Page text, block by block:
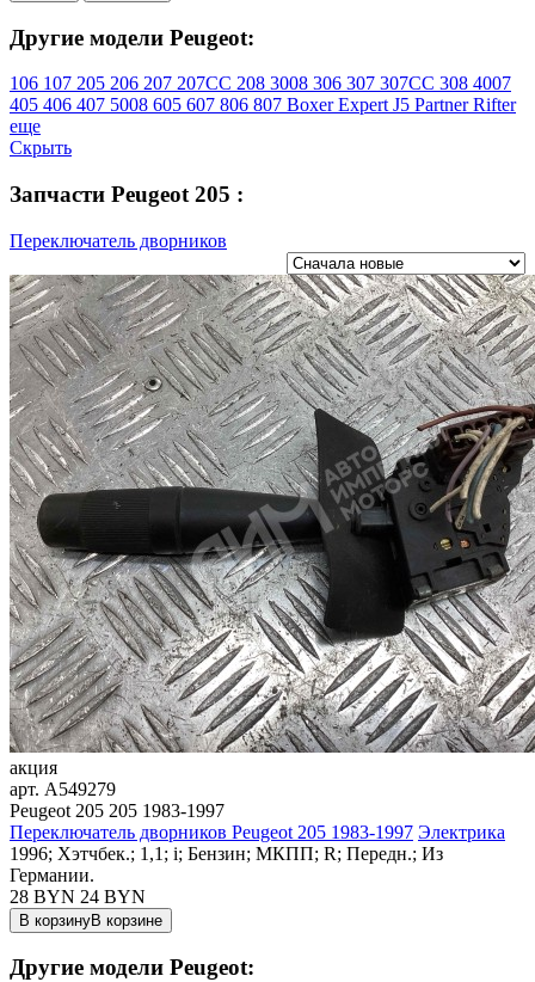
Другие модели Peugeot:
106 107 205 206 207 207CC 208 3008 306 307 307CC 308 4007
405 406 407 5008 605 607 806 807 BoxerExpert J5 PartnerRifter
еще
Скрыть
Запчасти Peugeot 205 :
Переключатель дворников
акция
арт. A549279
Peugeot 205 205 1983-1997
Переключатель дворников Peugeot 205 1983-1997 Электрика
1996; Хэтчбек.; 1,1; i; Бензин; МКПП; R; Передн.; Из
Германии.
28 BYN 24 BYN
В корзинуВ корзине
Другие модели Peugeot: